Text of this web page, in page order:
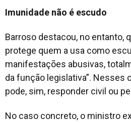
Imunidade não é escudo
Barroso destacou, no entanto,
protege quem a usa como
manifestações abusivas,
da função legislativa”. Nesses
pode, sim, responder civil ou
No caso concreto, o ministro